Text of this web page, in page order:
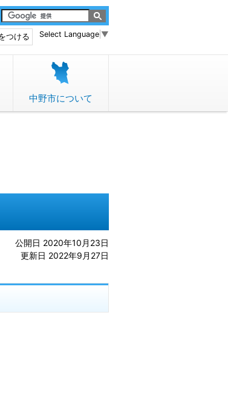
Select Language ▼
つける
中野市について
公開日 2020年10月23日
更新日 2022年9月27日